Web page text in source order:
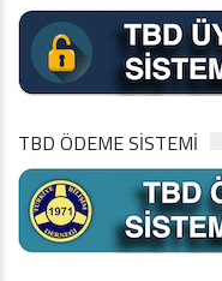
TBD ÖDEME SİSTEMİ